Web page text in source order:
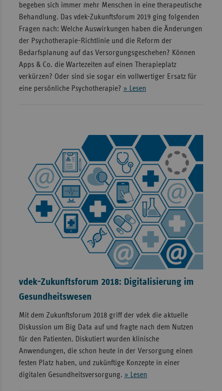
begeben sich immer mehr Menschen in eine therapeutische
Behandlung. Das vdek-Zukunftsforum 2019 ging folgenden
Fragen nach: Welche Auswirkungen haben die Änderungen
der Psychotherapie-Richtlinie und die Reform der
Bedarfsplanung auf das Versorgungsgeschehen? Können
Apps & Co. die Wartezeiten auf einen Therapieplatz
verkürzen? Oder sind sie sogar ein vollwertiger Ersatz für
eine persönliche Psychotherapie? » Lesen
vdek-Zukunftsforum 2018: Digitalisierung im
Gesundheitswesen
Mit dem Zukunftsforum 2018 griff der vdek die aktuelle
Diskussion um Big Data auf und fragte nach dem Nutzen
für den Patienten. Diskutiert wurden klinische
Anwendungen, die schon heute in der Versorgung einen
festen Platz haben, und zukünftige Konzepte in einer
digitalen Gesundheitsversorgung. » Lesen